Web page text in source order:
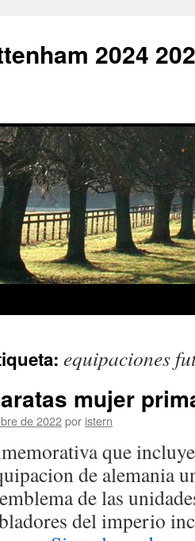
2024
equipaciones
mujer
de 2022por istern
que
de alemania
de las
del imperio